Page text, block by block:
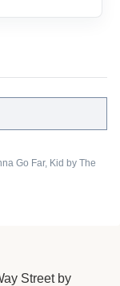
Go Far, Kid by The
Street by